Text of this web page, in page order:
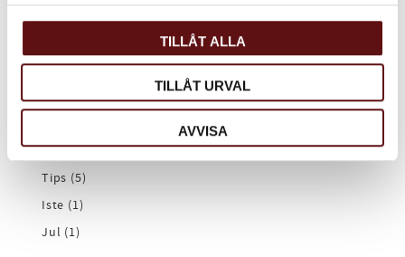
TILLÅT ALLA
TILLÅT URVAL
AVVISA
Recept (4)
Porslin (1)
Grönt te (3)
Tips (5)
Iste (1)
Jul (1)